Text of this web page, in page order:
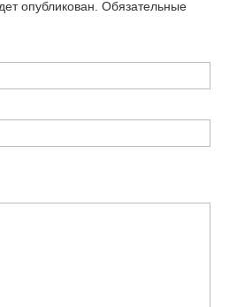
опубликован. Обязательные